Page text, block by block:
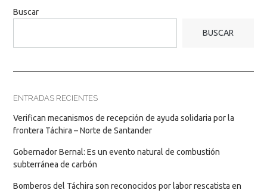
Buscar
BUSCAR
ENTRADAS RECIENTES
Verifican mecanismos de recepción de ayuda solidaria por la
frontera Táchira – Norte de Santander
Gobernador Bernal: Es un evento natural de combustión
subterránea de carbón
Bomberos del Táchira son reconocidos por labor rescatista en